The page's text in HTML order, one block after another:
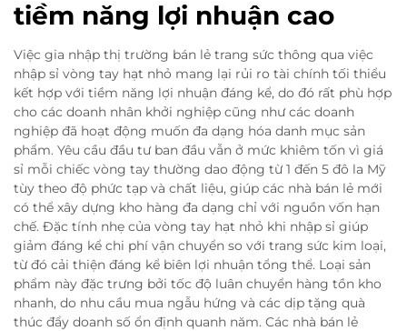
tiềm năng lợi nhuận cao
Việc gia nhập thị trường bán lẻ trang sức thông qua việc
nhập sỉ vòng tay hạt nhỏ mang lại rủi ro tài chính tối thiểu
kết hợp với tiềm năng lợi nhuận đáng kể, do đó rất phù hợp
cho các doanh nhân khởi nghiệp cũng như các doanh
nghiệp đã hoạt động muốn đa dạng hóa danh mục sản
phẩm. Yêu cầu đầu tư ban đầu vẫn ở mức khiêm tốn vì giá
sỉ mỗi chiếc vòng tay thường dao động từ 1 đến 5 đô la Mỹ
tùy theo độ phức tạp và chất liệu, giúp các nhà bán lẻ mới
có thể xây dựng kho hàng đa dạng chỉ với nguồn vốn hạn
chế. Đặc tính nhẹ của vòng tay hạt nhỏ khi nhập sỉ giúp
giảm đáng kể chi phí vận chuyển so với trang sức kim loại,
từ đó cải thiện đáng kể biên lợi nhuận tổng thể. Loại sản
phẩm này đặc trưng bởi tốc độ luân chuyển hàng tồn kho
nhanh, do nhu cầu mua ngẫu hứng và các dịp tặng quà
thúc đẩy doanh số ổn định quanh năm. Các nhà bán lẻ